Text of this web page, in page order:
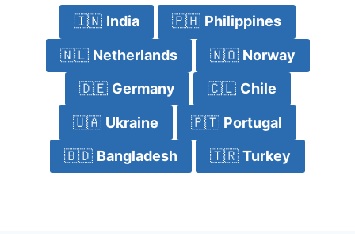
🇮🇳 India 🇵🇭 Philippines
🇳🇱 Netherlands 🇳🇴 Norway
🇩🇪 Germany 🇨🇱 Chile
🇺🇦 Ukraine 🇵🇹 Portugal
🇧🇩 Bangladesh 🇹🇷 Turkey